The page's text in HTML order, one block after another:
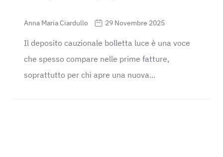
Anna Maria Ciardullo 29 Novembre 2025
Il deposito cauzionale bolletta luce è una voce
che spesso compare nelle prime fatture,
soprattutto per chi apre una nuova...